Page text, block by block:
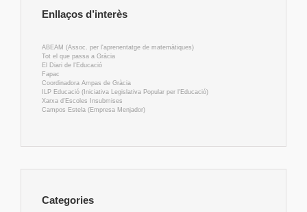
Enllaços d’interès
ABEAM (Assoc. per l'aprenentatge de matemàtiques)
Tot el que passa a Gràcia
El Diari de l'Educació
Fapac
Coordinadora Ampas de Gràcia
ILP Educació (Iniciativa Legislativa Popular per l'Educació)
Xarxa d'Escoles Insubmises
Campos Estela (Empresa Menjador)
Categories